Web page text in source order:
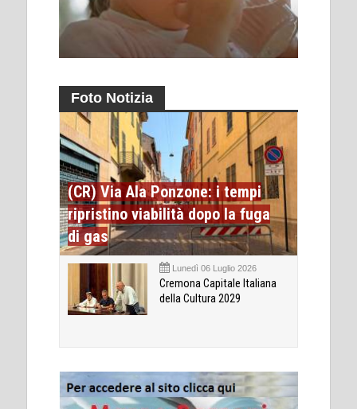
Foto Notizia
(CR) Via Ala Ponzone: i tempi
ripristino viabilità dopo la fuga
di gas
Lunedì 06 Luglio 2026
Cremona Capitale Italiana
della Cultura 2029